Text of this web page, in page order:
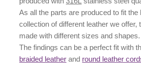
As all the parts are produced to fit the
collection of different leather we offer,
made with different sizes andshapes.
The findings can be a perfect fit with
braided leather and round leather